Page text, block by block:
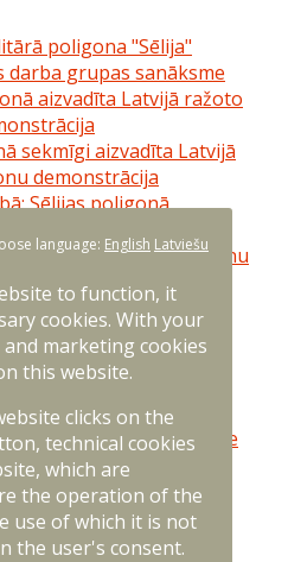
poligona "Sēlija"
grupas sanāksme
aizvadīta Latvijā ražoto
sekmīgi aizvadīta Latvijā
demonstrācija
Sēlijas poligonā
pārtvērējdronus
militārās pretdronu
“Baltic Trust 25”
Sēlijas poligonā aizvadīti
ekspertu līdzdalību
Nacionālā gvarde
Sēlijas poligona
Edgara Rinkēviča vizīte
spēki trenēja
uz poligonu
language: English Latviešu
to function, it
cookies. With your
marketing cookies
this website.
clicks on the
technical cookies
which are
the operation of the
use of which it is not
the user's consent.